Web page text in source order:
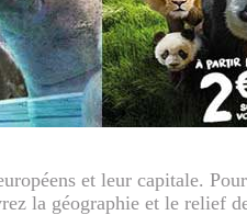
et leur capitale.
la géographie et le relief